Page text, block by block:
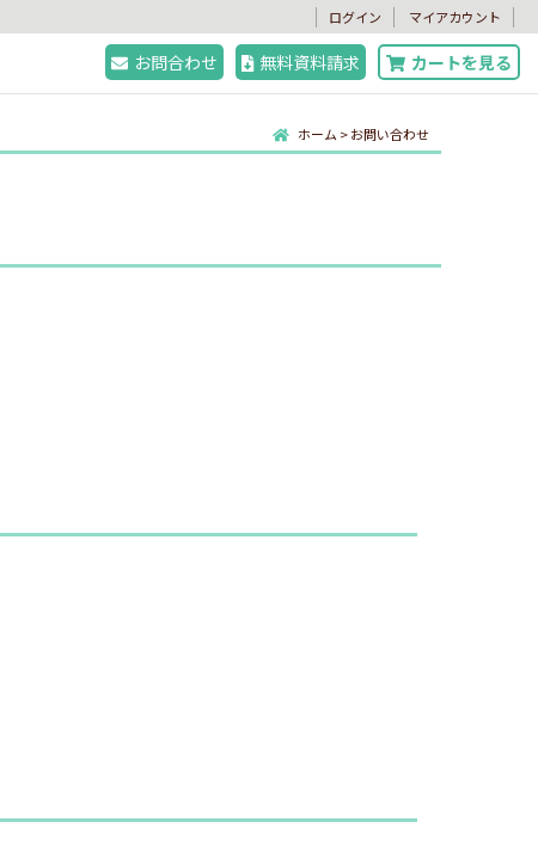
ログイン マイアカウント
お問合わせ 無料資料請求 カートを見る
ホーム >お問い合わせ